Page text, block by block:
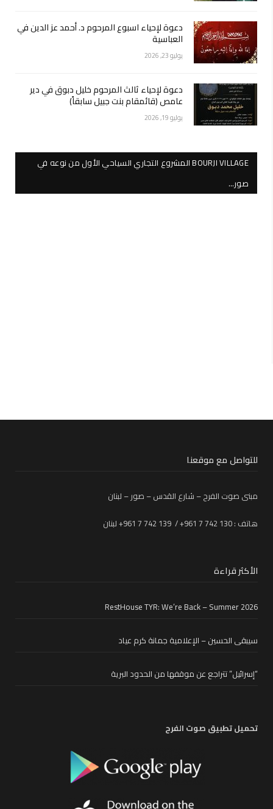
دعوة لإحياء اسبوع المرحوم د. أحمد عز الدين في
العباسية
يوليو 23, 2026
دعوة لإحياء ثالث المرحوم خليل دبوق في دير
عامص (قائمقام بنت جبيل سابقاً)
يوليو 19, 2026
BOURJI VILLAGE المشروع التجاري السياحي الأول من نوعه في
صور…
للتواصل مع موقعنا
مبنى صوت الفرح – شارع القدس – صور – لبنان
هاتف : 130 742 7 961+ / 139 742 7 961+ لبنان
الأكثر قراءة
RestHouse TYR: We’re Back – Summer 2026
سيبقى الحسين – الإعلامية جمانة كرم عياد
“إسرائيل” تتراجع عن موقفها من الحدود البرية
تحميل تطبيق صوت الفرح